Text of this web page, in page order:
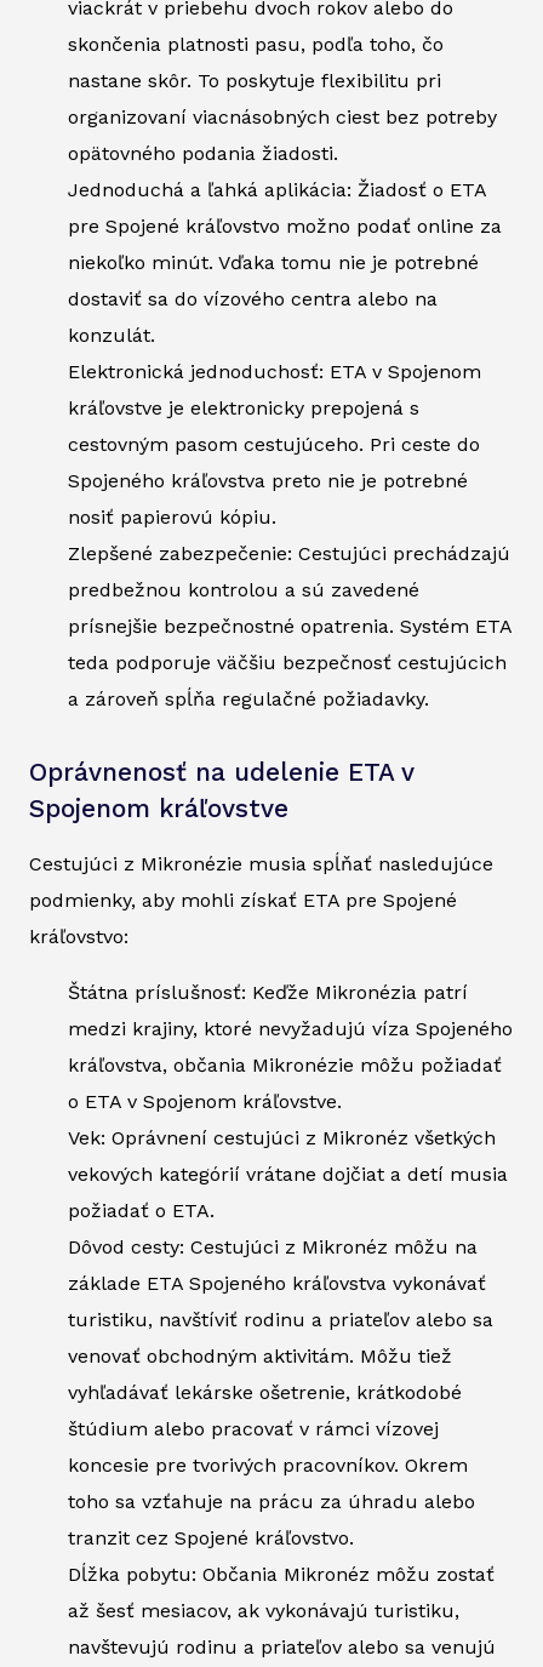
viackrát v priebehu dvoch rokov alebo do
skončenia platnosti pasu, podľa toho, čo
nastane skôr. To poskytuje flexibilitu pri
organizovaní viacnásobných ciest bez potreby
opätovného podania žiadosti.
Jednoduchá a ľahká aplikácia: Žiadosť o ETA
pre Spojené kráľovstvo možno podať online za
niekoľko minút. Vďaka tomu nie je potrebné
dostaviť sa do vízového centra alebo na
konzulát.
Elektronická jednoduchosť: ETA v Spojenom
kráľovstve je elektronicky prepojená s
cestovným pasom cestujúceho. Pri ceste do
Spojeného kráľovstva preto nie je potrebné
nosiť papierovú kópiu.
Zlepšené zabezpečenie: Cestujúci prechádzajú
predbežnou kontrolou a sú zavedené
prísnejšie bezpečnostné opatrenia. Systém ETA
teda podporuje väčšiu bezpečnosť cestujúcich
a zároveň spĺňa regulačné požiadavky.
Oprávnenosť na udelenie ETA v
Spojenom kráľovstve
Cestujúci z Mikronézie musia spĺňať nasledujúce
podmienky, aby mohli získať ETA pre Spojené
kráľovstvo:
Štátna príslušnosť: Keďže Mikronézia patrí
medzi krajiny, ktoré nevyžadujú víza Spojeného
kráľovstva, občania Mikronézie môžu požiadať
o ETA v Spojenom kráľovstve.
Vek: Oprávnení cestujúci z Mikronéz všetkých
vekových kategórií vrátane dojčiat a detí musia
požiadať o ETA.
Dôvod cesty: Cestujúci z Mikronéz môžu na
základe ETA Spojeného kráľovstva vykonávať
turistiku, navštíviť rodinu a priateľov alebo sa
venovať obchodným aktivitám. Môžu tiež
vyhľadávať lekárske ošetrenie, krátkodobé
štúdium alebo pracovať v rámci vízovej
koncesie pre tvorivých pracovníkov. Okrem
toho sa vzťahuje na prácu za úhradu alebo
tranzit cez Spojené kráľovstvo.
Dĺžka pobytu: Občania Mikronéz môžu zostať
až šesť mesiacov, ak vykonávajú turistiku,
navštevujú rodinu a priateľov alebo sa venujú